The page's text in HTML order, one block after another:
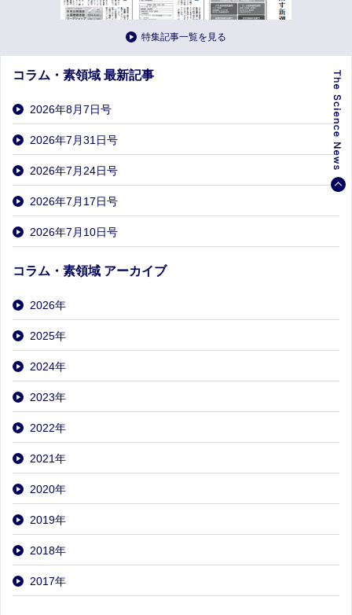
特集記事一覧を見る
コラム・素領域 最新記事
2026年8月7日号
2026年7月31日号
2026年7月24日号
2026年7月17日号
2026年7月10日号
コラム・素領域 アーカイブ
2026年
2025年
2024年
2023年
2022年
2021年
2020年
2019年
2018年
2017年